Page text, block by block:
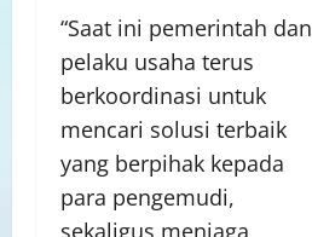
“Saat ini pemerintah dan
pelaku usaha terus
berkoordinasi untuk
mencari solusi terbaik
yang berpihak kepada
para pengemudi,
sekaligus menjaga